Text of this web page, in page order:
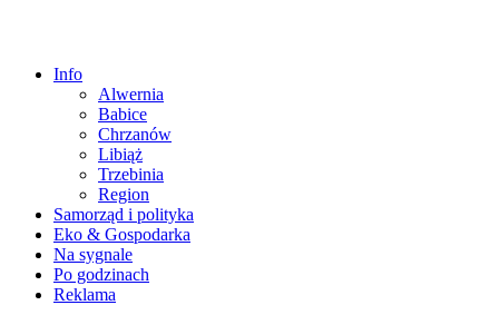
Info
Alwernia
Babice
Chrzanów
Libiąż
Trzebinia
Region
Samorząd i polityka
Eko & Gospodarka
Na sygnale
Po godzinach
Reklama